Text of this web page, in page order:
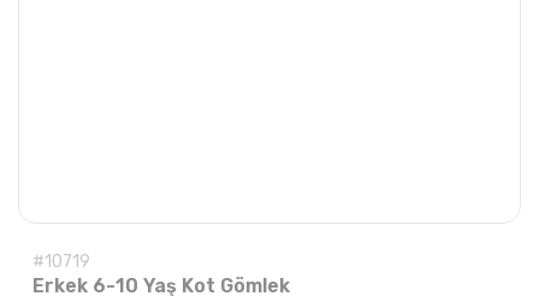
#10719
Erkek 6-10 Yaş Kot Gömlek